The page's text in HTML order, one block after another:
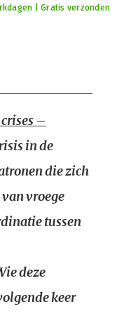
| Gratis verzonden
–
in de
die zich
vroege
tussen
deze
keer